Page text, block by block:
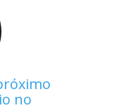
no